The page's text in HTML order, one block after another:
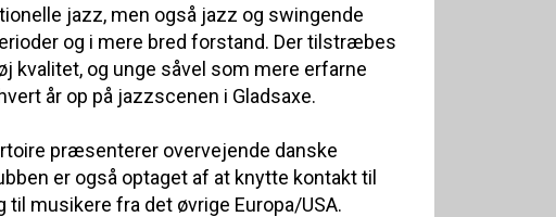
jazz, men også jazz og swingende
og i mere bred forstand. Der tilstræbes
kvalitet, og unge såvel som mere erfarne
år op på jazzscenen i Gladsaxe.
præsenterer overvejende danske
er også optaget af at knytte kontakt til
til musikere fra det øvrige Europa/USA.